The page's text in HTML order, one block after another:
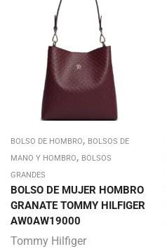
BOLSO DE HOMBRO, BOLSOS DE
MANO Y HOMBRO, BOLSOS
GRANDES
BOLSO DE MUJER HOMBRO
GRANATE TOMMY HILFIGER
AW0AW19000
Tommy Hilfiger